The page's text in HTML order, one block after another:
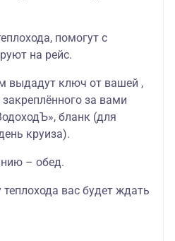
помогут с
на рейс.
выдадут ключ от вашей ,
за вами
бланк (для
круиза).
– обед.
вас будет ждать